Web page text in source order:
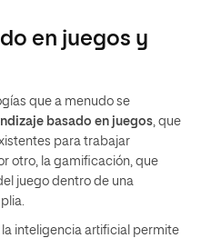
en juegos y
que a menudo se
basado en juegos , que
para trabajar
otro, la gamificación, que
juego dentro de una
la inteligencia artificial permite